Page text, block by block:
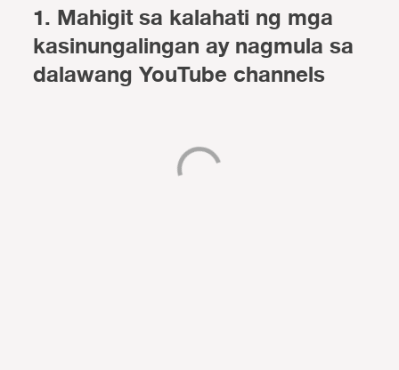
1. Mahigit sa kalahati ng mga
kasinungalingan ay nagmula sa
dalawang YouTube channels